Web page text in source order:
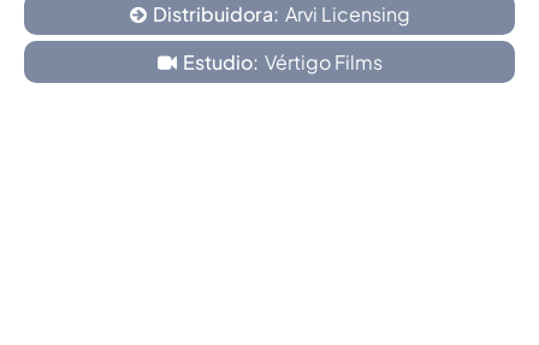
Distribuidora: Arvi Licensing
Estudio: Vértigo Films